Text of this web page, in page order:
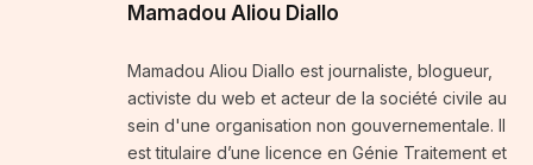
Mamadou Aliou Diallo
Mamadou Aliou Diallo est journaliste, blogueur,
activiste du web et acteur de la société civile au
sein d'une organisation non gouvernementale. Il
est titulaire d’une licence en Génie Traitement et